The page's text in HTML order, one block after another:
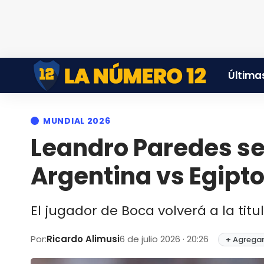
MUNDIAL 2026
Leandro Paredes
Argentina vs Egipto
El jugador de Boca volverá a la
Por:Ricardo Alimusi6 de julio 2026 · 20:26 +